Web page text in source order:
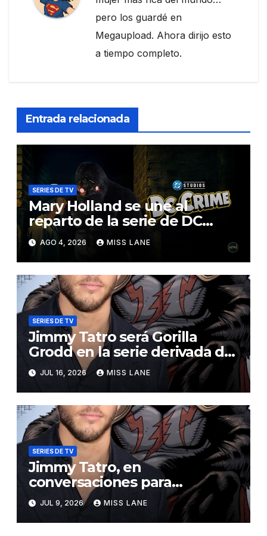
pero los guardé en
Megaupload. Ahora dirijo esto
a tiempo completo.
Entrada relacionada
SERIES DE TV
Mary Holland se une al
reparto de la serie de DC
sobre Jimmy Olsen
AGO 4, 2026 MISS LANE
SERIES DE TV
Jimmy Tatro será Gorilla
Grodd en la serie derivada de
DC «DC Crime»
JUL 16, 2026 MISS LANE
SERIES DE TV
Jimmy Tatro, en
conversaciones para
interpretar a Gorilla Grodd en
la serie derivada de DC «DC
Crime»
JUL 9, 2026 MISS LANE